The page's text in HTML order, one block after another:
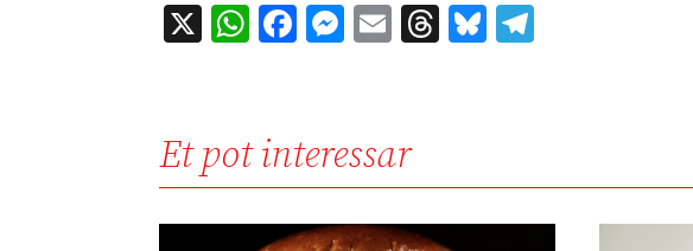
X WhatsApp
Facebook
Messenger
EmailThreads
Bluesky
Et pot interessar